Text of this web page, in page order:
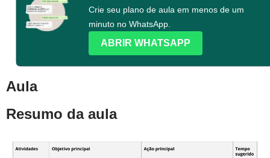
Crie seu plano de aula em menos de um
minuto no WhatsApp.
ABRIR WHATSAPP
Aula
Resumo da aula